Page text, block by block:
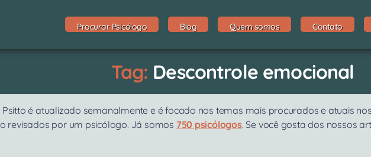
Procurar Psicólogo Blog Quem somos Contato
Tag: Descontrole emocional
é atualizado semanalmente e é focado nos temas mais procurados e atuais
revisados por um psicólogo. Já somos 750 psicólogos. Se você gosta dos nossos